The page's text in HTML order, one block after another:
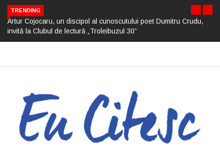
TRENDING
Artur Cojocaru, un discipol al cunoscutului poet Dumitru Crudu,
invită la Clubul de lectură „Troleibuzul 30”